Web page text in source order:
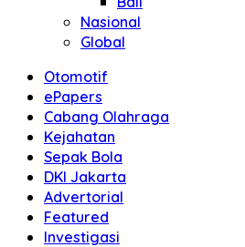
Nasional
Global
Otomotif
ePapers
Cabang Olahraga
Kejahatan
Sepak Bola
DKI Jakarta
Advertorial
Featured
Investigasi